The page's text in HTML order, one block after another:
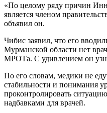
«По целому ряду причин
является членом
объявил он.
Чибис заявил, что его
Мурманской области нет
МРОТа. С удивлением он
По его словам, медики не
стабильности и понимания
проконтролировать
надбавками для врачей.